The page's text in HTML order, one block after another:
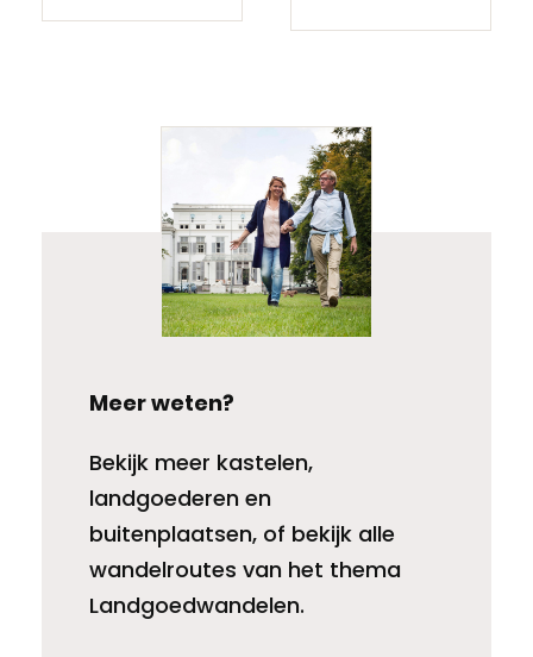
Meer weten?
Bekijk meer kastelen,
landgoederen en
buitenplaatsen, of bekijk alle
wandelroutes van het thema
Landgoedwandelen.